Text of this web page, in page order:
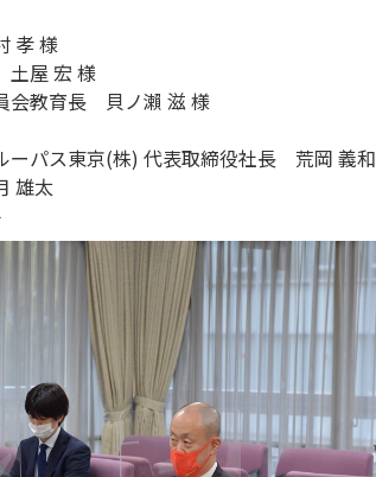
孝 様
屋 宏 様
会教育長 貝ノ瀨 滋 様
ーパス東京(株) 代表取締役社長 荒岡 義和
雄太